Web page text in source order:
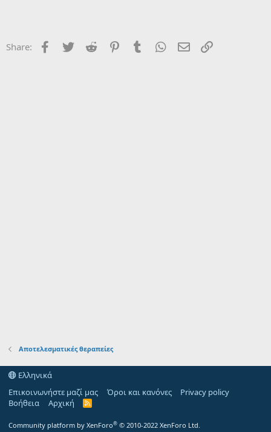
Share: Facebook
Twitter Reddit PinterestTumblr WhatsAppΗΛΕΚΤΡΟΝΙΚΗ
Αποτελεσματικές θεραπείες
Ελληνικά
Επικοινωνήστε μαζί μας
Όροι και κανόνες
Privacy policy
Βοήθεια
Αρχική
R
Community platform by XenForo® © 2010-2022 XenForo Ltd.